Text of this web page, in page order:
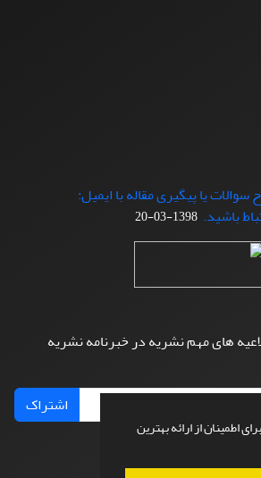
اطمینان از ارائه بهترین
یا پیگیری مقاله با ایمیل:
1398-03-20
های مهم نشریه در خبرنامه نشریه
اشتراک